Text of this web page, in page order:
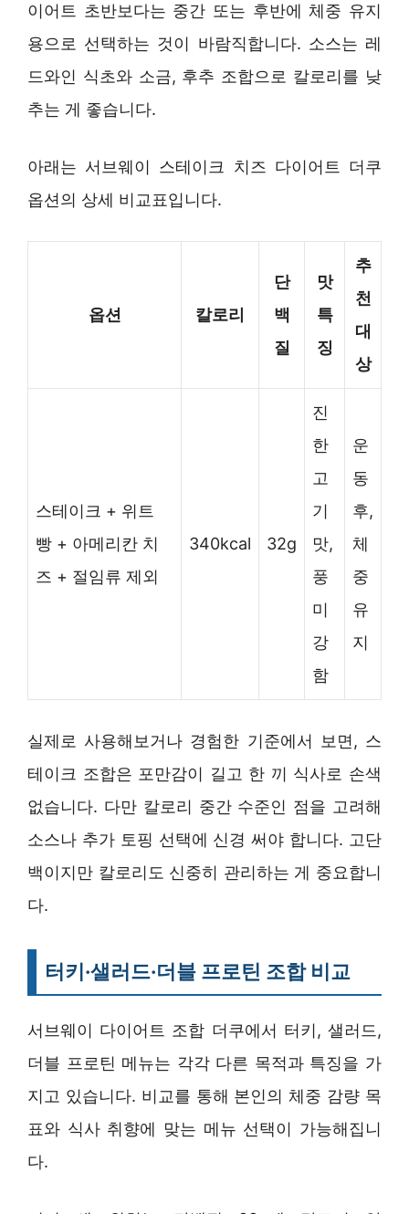
이어트 초반보다는 중간 또는 후반에 체중 유지
용으로 선택하는 것이 바람직합니다. 소스는 레
드와인 식초와 소금, 후추 조합으로 칼로리를 낮
추는 게 좋습니다.
아래는 서브웨이 스테이크 치즈 다이어트 더쿠
옵션의 상세 비교표입니다.
옵션 칼로리
단
백
질
맛
특
징
추
천
대
상
스테이크 + 위트
빵 + 아메리칸 치
즈 + 절임류 제외
340kcal 32g
진
한
고
기
맛,
풍
미
강
함
운
동
후,
체
중
유
지
실제로 사용해보거나 경험한 기준에서 보면, 스
테이크 조합은 포만감이 길고 한 끼 식사로 손색
없습니다. 다만 칼로리 중간 수준인 점을 고려해
소스나 추가 토핑 선택에 신경 써야 합니다. 고단
백이지만 칼로리도 신중히 관리하는 게 중요합니
다.
터키·샐러드·더블 프로틴 조합 비교
서브웨이 다이어트 조합 더쿠에서 터키, 샐러드,
더블 프로틴 메뉴는 각각 다른 목적과 특징을 가
지고 있습니다. 비교를 통해 본인의 체중 감량 목
표와 식사 취향에 맞는 메뉴 선택이 가능해집니
다.